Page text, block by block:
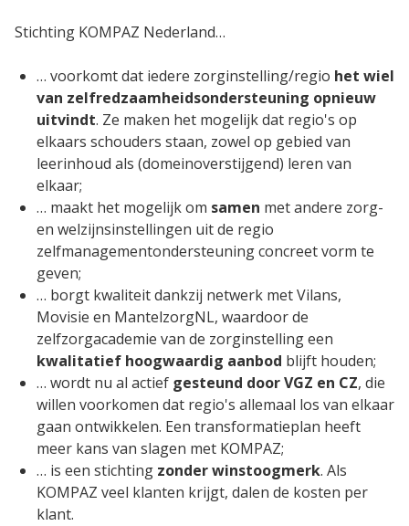
Stichting KOMPAZ Nederland…
… voorkomt dat iedere zorginstelling/regio het wiel
van zelfredzaamheidsondersteuning opnieuw
uitvindt. Ze maken het mogelijk dat regio's op
elkaars schouders staan, zowel op gebied van
leerinhoud als (domeinoverstijgend) leren van
elkaar;
… maakt het mogelijk om samen met andere zorg-
en welzijnsinstellingen uit de regio
zelfmanagementondersteuning concreet vorm te
geven;
… borgt kwaliteit dankzij netwerk met Vilans,
Movisie en MantelzorgNL, waardoor de
zelfzorgacademie van de zorginstelling een
kwalitatief hoogwaardig aanbod blijft houden;
… wordt nu al actief gesteund door VGZ en CZ, die
willen voorkomen dat regio's allemaal los van elkaar
gaan ontwikkelen. Een transformatieplan heeft
meer kans van slagen met KOMPAZ;
… is een stichting zonder winstoogmerk. Als
KOMPAZ veel klanten krijgt, dalen de kosten per
klant.